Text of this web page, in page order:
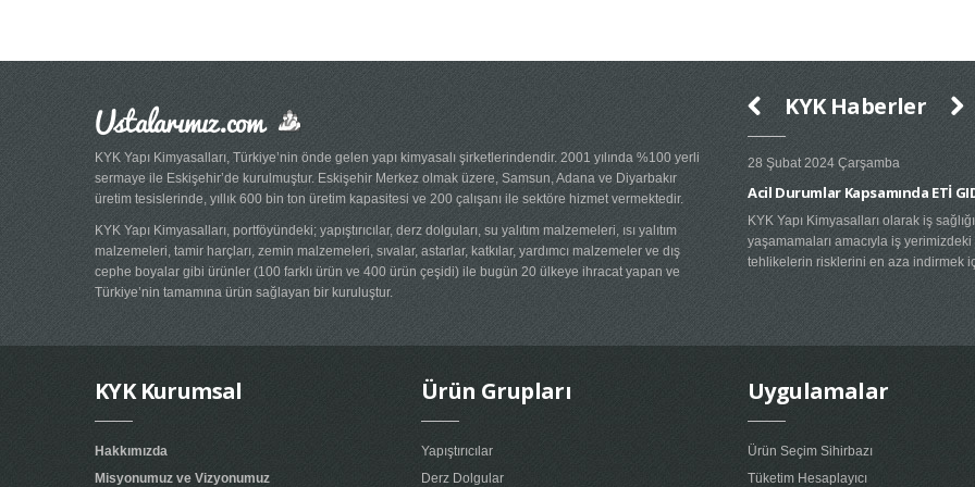
Ustalarımız.com
KYK Yapı Kimyasalları, Türkiye’nin önde gelen yapı kimyasalı şirketlerindendir. 2001 yılında %100 yerli
sermaye ile Eskişehir’de kurulmuştur. Eskişehir Merkez olmak üzere, Samsun, Adana ve Diyarbakır
üretim tesislerinde, yıllık 600 bin ton üretim kapasitesi ve 200 çalışanı ile sektöre hizmet vermektedir.
KYK Yapı Kimyasalları, portföyündeki; yapıştırıcılar, derz dolguları, su yalıtım malzemeleri, ısı yalıtım
malzemeleri, tamir harçları, zemin malzemeleri, sıvalar, astarlar, katkılar, yardımcı malzemeler ve dış
cephe boyalar gibi ürünler (100 farklı ürün ve 400 ürün çeşidi) ile bugün 20 ülkeye ihracat yapan ve
Türkiye’nin tamamına ürün sağlayan bir kuruluştur.
KYK Haberler
28 Şubat 2024 Çarşamba
Acil Durumlar Kapsamında ETİ
KYK Yapı Kimyasalları olarak iş
yaşamamaları amacıyla iş
tehlikelerin risklerini en aza indirmek
KYK Kurumsal
Hakkımızda
Misyonumuz ve Vizyonumuz
Ürün Grupları
Yapıştırıcılar
Derz Dolgular
Uygulamalar
Ürün Seçim Sihirbazı
Tüketim Hesaplayıcı